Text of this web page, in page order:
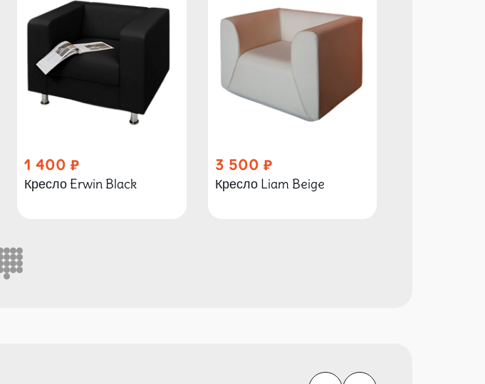
1 400
Кресло Erwin Black
3 500
Кресло Liam Beige